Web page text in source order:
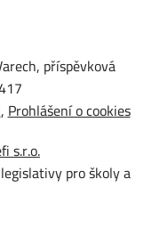
příspěvková
Prohlášení o cookies
s.r.o.
pro školy a